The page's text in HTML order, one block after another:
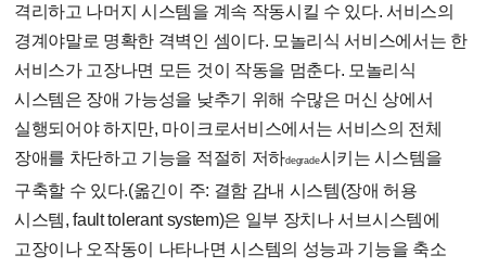
격리하고 나머지 시스템을 계속 작동시킬 수 있다. 서비스의
경계야말로 명확한 격벽인 셈이다. 모놀리식 서비스에서는 한
서비스가 고장나면 모든 것이 작동을 멈춘다. 모놀리식
시스템은 장애 가능성을 낮추기 위해 수많은 머신 상에서
실행되어야 하지만, 마이크로서비스에서는 서비스의 전체
장애를 차단하고 기능을 적절히 저하degrade시키는 시스템을
구축할 수 있다.(옮긴이 주: 결함 감내 시스템(장애 허용
시스템, fault tolerant system)은 일부 장치나 서브시스템에
고장이나 오작동이 나타나면 시스템의 성능과 기능을 축소